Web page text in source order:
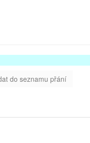
do seznamu přání